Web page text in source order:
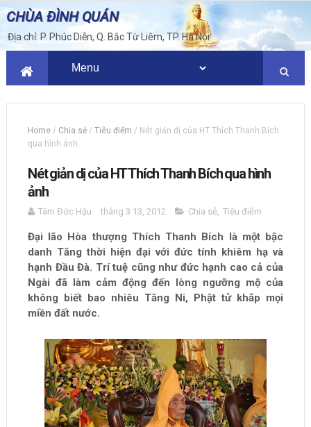
CHÙA ĐÌNH QUÁN
Địa chỉ: P. Phúc Diễn, Q. Bắc Từ Liêm, TP. Hà Nội
Home / Chia sẻ / Tiêu điểm / Nét giản dị của HT Thích Thanh Bích
qua hình ảnh
Nét giản dị của HT Thích Thanh Bích qua hình
ảnh
Tâm Đức Hậu tháng 3 13, 2012 Chia sẻ, Tiêu điểm
Đại lão Hòa thượng Thích Thanh Bích là một bậc
danh Tăng thời hiện đại với đức tính khiêm hạ và
hạnh Đầu Đà. Trí tuệ cũng như đức hạnh cao cả của
Ngài đã làm cảm động đến lòng ngưỡng mộ của
không biết bao nhiêu Tăng Ni, Phật tử khắp mọi
miền đất nước.